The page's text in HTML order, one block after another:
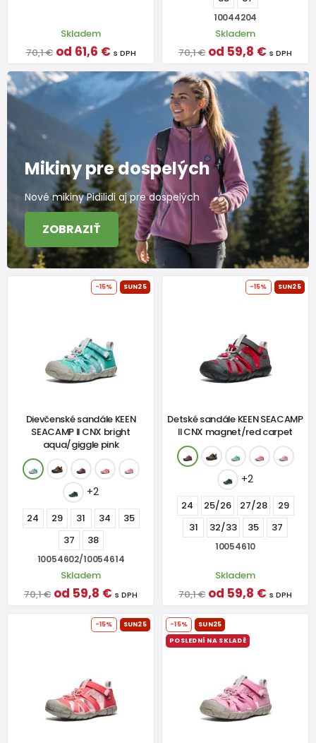
Skladem
70,1 € od 61,6 € s DPH
10044204
Skladem
70,1 € od 59,8 € s DPH
Mikiny pre dospelých
Nové mikiny Pidilidi aj pre dospelých
ZOBRAZIŤ
-15% SUN25
Dievčenské sandále KEEN
SEACAMP II CNX bright
aqua/giggle pink
+2
24 29 31 34
35
37
38
10054602/10054614
Skladem
70,1 € od 59,8 € s DPH
-15% SUN25
Detské sandále KEEN SEACAMP
II CNX magnet/red carpet
+2
24 25/26 27/28
29
31
32/33 35 37
10054610
Skladem
70,1 € od 59,8 € s DPH
-15% SUN25 -15%
SUN25
POSLEDNÍ NA SKLADĚ